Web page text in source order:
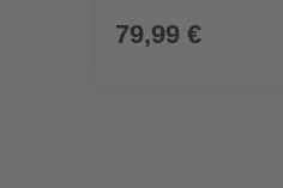
79,99 €